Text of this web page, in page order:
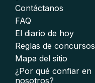
Contáctanos
FAQ
El diario de hoy
Reglas de concursos
Mapa del sitio
¿Por qué confiar en
nosotros?